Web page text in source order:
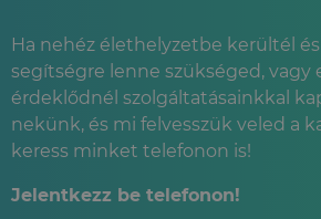
Ha nehéz élethelyzetbe kerültél
segítségre lenne szükséged, vagy
érdeklődnél szolgáltatásainkkal
nekünk, és mi felvesszük veled a
keress minket telefonon is!
Jelentkezz be telefonon!